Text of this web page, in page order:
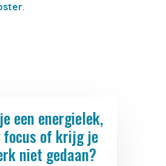
.
een energielek,
focus of krijg je
niet gedaan?